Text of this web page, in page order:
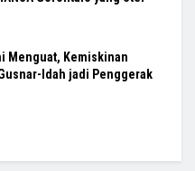
Menguat, Kemiskinan
Idah jadi Penggerak